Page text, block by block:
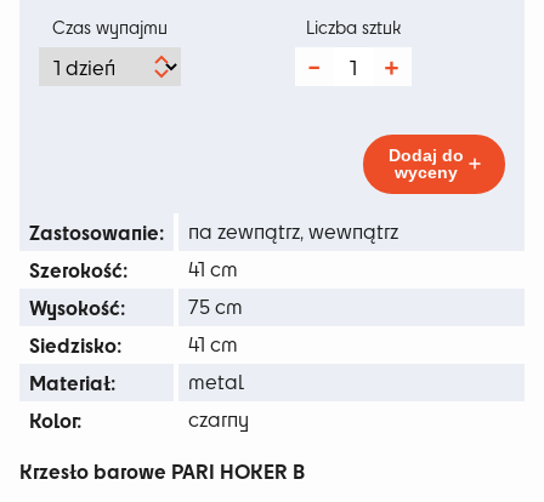
Czas wynajmu
ilość
Black
Liczba sztuk
Dodaj do
wyceny
Zastosowanie: na zewnątrz, wewnątrz
Szerokość: 41 cm
Wysokość: 75 cm
Siedzisko: 41 cm
Materiał: metal
Kolor: czarny
Krzesło barowe PARI HOKER B